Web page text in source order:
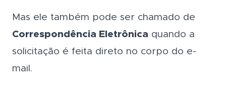
Mas ele também pode ser chamado de
Correspondência Eletrônica quando a
solicitação é feita direto no corpo do e-
mail.